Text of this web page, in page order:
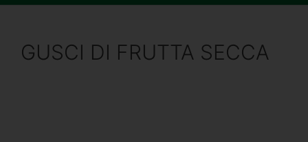
GUSCI DI FRUTTA SECCA